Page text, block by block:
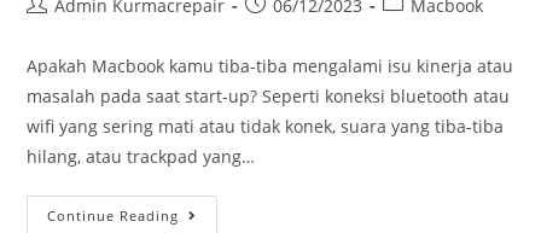
Admin Kurmacrepair 06/12/2023 Macbook
Apakah Macbook kamu tiba-tiba mengalami isu kinerja atau
masalah pada saat start-up? Seperti koneksi bluetooth atau
wifi yang sering mati atau tidak konek, suara yang tiba-tiba
hilang, atau trackpad yang…
Continue Reading